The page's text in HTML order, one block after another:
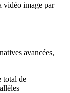
vidéo image par
avancées,
total de